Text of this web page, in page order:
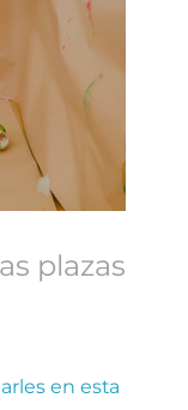
plazas
en esta